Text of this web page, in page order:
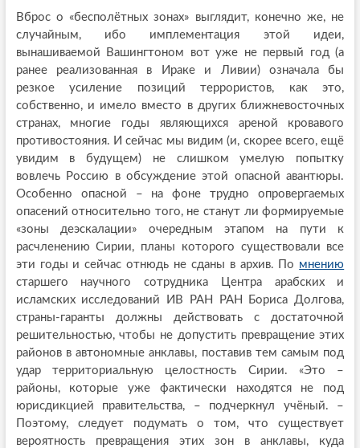
Вброс о «бесполётных зонах» выглядит, конечно же, не
случайным, ибо имплементация этой идеи,
вынашиваемой Вашингтоном вот уже не первый год (а
ранее реализованная в Ираке и Ливии) означала бы
резкое усиление позиций террористов, как это,
собственно, и имело вместо в других ближневосточных
странах, многие годы являющихся ареной кровавого
противостояния. И сейчас мы видим (и, скорее всего, ещё
увидим в будущем) не слишком умелую попытку
вовлечь Россию в обсуждение этой опасной авантюры.
Особенно опасной – на фоне трудно опровергаемых
опасений относительно того, не станут ли формируемые
«зоны деэскалации» очередным этапом на пути к
расчленению Сирии, планы которого существовали все
эти годы и сейчас отнюдь не сданы в архив. По мнению
старшего научного сотрудника Центра арабских и
исламских исследований ИВ РАН РАН Бориса Долгова,
страны-гаранты должны действовать с достаточной
решительностью, чтобы не допустить превращение этих
районов в автономные анклавы, поставив тем самым под
удар территориальную целостность Сирии. «Это –
районы, которые уже фактически находятся не под
юрисдикцией правительства, – подчеркнул учёный. –
Поэтому, следует подумать о том, что существует
вероятность превращения этих зон в анклавы, куда